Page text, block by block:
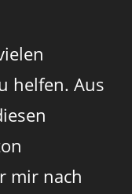
helfen. Aus
mir nach